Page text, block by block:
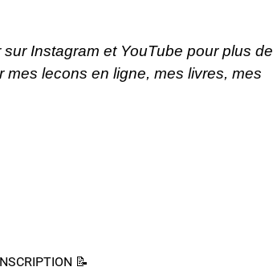
Instagram et YouTube pour plus de
lecons en ligne, mes livres, mes
LE TEMPS !" 📝​ TRANSCRIPTION
📝​